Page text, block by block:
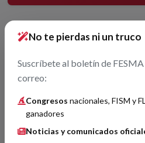
No te pierdas ni un truco
Suscríbete al boletín de
correo:
Congresos nacionales, FISM y
ganadores
Noticias y comunicados